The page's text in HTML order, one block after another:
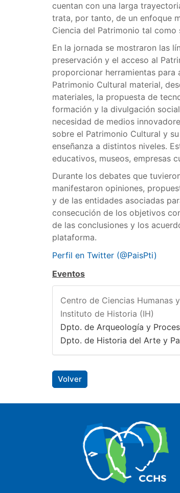
cuentan con una larga
trata, por tanto, de un enfoque
Ciencia del Patrimonio tal
En la jornada se mostraron las
preservación y el acceso al
proporcionar herramientas para
Patrimonio Cultural material,
materiales, la propuesta de
formación y la divulgación
necesidad de medios
sobre el Patrimonio Cultural y
enseñanza a distintos niveles.
educativos, museos, empresas
Durante los debates que
manifestaron opiniones,
y de las entidades asociadas
consecución de los objetivos
de las conclusiones y los
plataforma.
Perfil en Twitter (@PaisPti)
Eventos
Centro de Ciencias Humanas
Instituto de Historia (IH)
Dpto. de Arqueología y
Dpto. de Historia del Arte y
Volver